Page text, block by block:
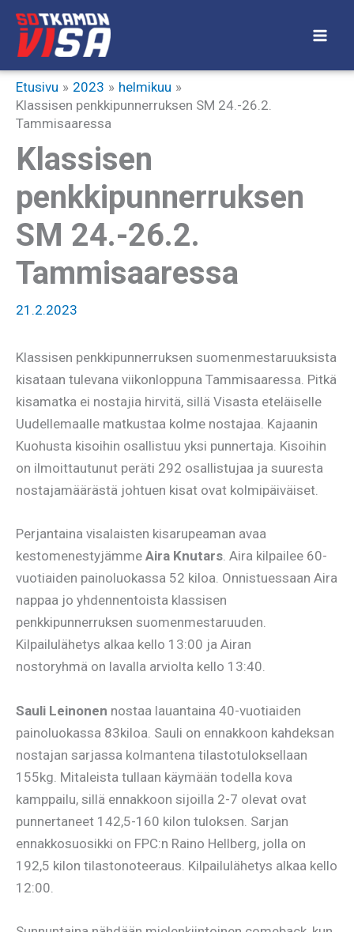
Siirry
sisältöön
Etusivu 2023
helmikuu
Klassisen penkkipunnerruksen SM 24.-26.2.
Tammisaaressa
Klassisen
penkkipunnerruksen
SM 24.-26.2.
Tammisaaressa
21.2.2023
Klassisen penkkipunnerruksen suomenmestaruuksista
kisataan tulevana viikonloppuna Tammisaaressa. Pitkä
kisamatka ei nostajia hirvitä, sillä Visasta eteläiselle
Uudellemaalle matkustaa kolme nostajaa. Kajaanin
Kuohusta kisoihin osallistuu yksi punnertaja. Kisoihin
on ilmoittautunut peräti 292 osallistujaa ja suuresta
nostajamäärästä johtuen kisat ovat kolmipäiväiset.
Perjantaina visalaisten kisarupeaman avaa
kestomenestyjämme Aira Knutars. Aira kilpailee 60-
vuotiaiden painoluokassa 52 kiloa. Onnistuessaan Aira
nappaa jo yhdennentoista klassisen
penkkipunnerruksen suomenmestaruuden.
Kilpailulähetys alkaa kello 13:00 ja Airan
nostoryhmä on lavalla arviolta kello 13:40.
Sauli Leinonen nostaa lauantaina 40-vuotiaiden
painoluokassa 83kiloa. Sauli on ennakkoon kahdeksan
nostajan sarjassa kolmantena tilastotuloksellaan
155kg. Mitaleista tullaan käymään todella kova
kamppailu, sillä ennakkoon sijoilla 2-7 olevat ovat
punnertaneet 142,5-160 kilon tuloksen. Sarjan
ennakkosuosikki on FPC:n Raino Hellberg, jolla on
192,5 kilon tilastonoteeraus. Kilpailulähetys alkaa kello
12:00.